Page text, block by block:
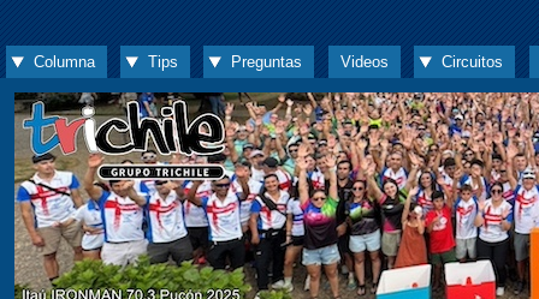
Columna Tips Preguntas Videos Circuitos